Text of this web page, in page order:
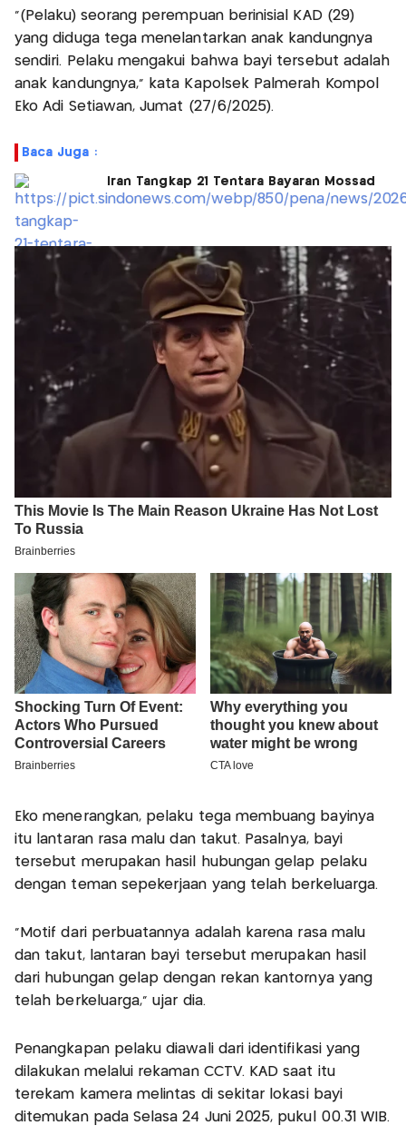
“(Pelaku) seorang perempuan berinisial KAD (29)
yang diduga tega menelantarkan anak kandungnya
sendiri. Pelaku mengakui bahwa bayi tersebut adalah
anak kandungnya,” kata Kapolsek Palmerah Kompol
Eko Adi Setiawan, Jumat (27/6/2025).
Baca Juga :
Iran Tangkap 21 Tentara Bayaran Mossad
Eko menerangkan, pelaku tega membuang bayinya
itu lantaran rasa malu dan takut. Pasalnya, bayi
tersebut merupakan hasil hubungan gelap pelaku
dengan teman sepekerjaan yang telah berkeluarga.
“Motif dari perbuatannya adalah karena rasa malu
dan takut, lantaran bayi tersebut merupakan hasil
dari hubungan gelap dengan rekan kantornya yang
telah berkeluarga,” ujar dia.
Penangkapan pelaku diawali dari identifikasi yang
dilakukan melalui rekaman CCTV. KAD saat itu
terekam kamera melintas di sekitar lokasi bayi
ditemukan pada Selasa 24 Juni 2025, pukul 00.31 WIB.